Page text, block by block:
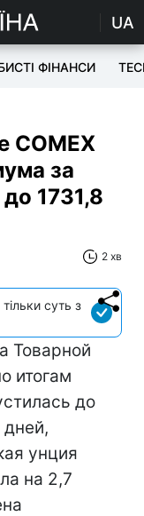
UA
ФІНАНСИ
COMEX
за
1731,8
2 хв
суть з
Товарной
итогам
до
унция
на 2,7